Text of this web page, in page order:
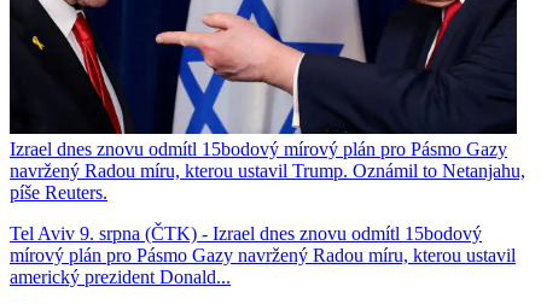
Izrael dnes znovu odmítl 15bodový mírový plán pro Pásmo Gazy
navržený Radou míru, kterou ustavil Trump. Oznámil to Netanjahu,
píše Reuters.
Tel Aviv 9. srpna (ČTK) - Izrael dnes znovu odmítl 15bodový
mírový plán pro Pásmo Gazy navržený Radou míru, kterou ustavil
americký prezident Donald...